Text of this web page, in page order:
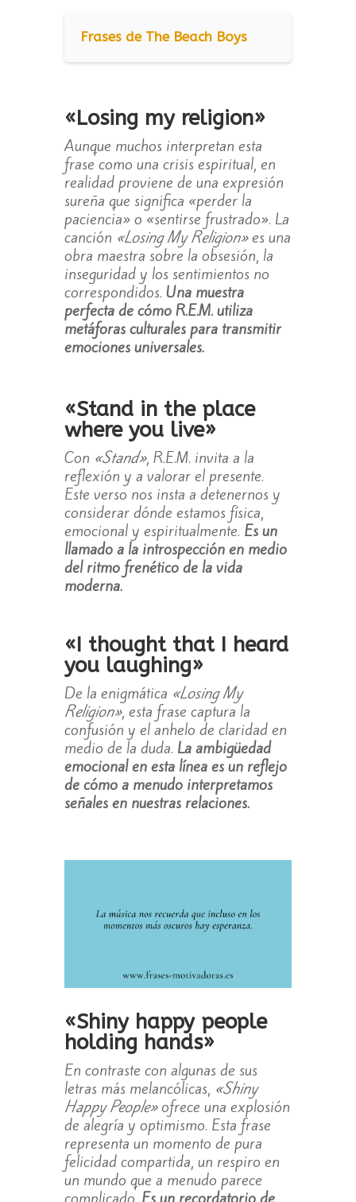
Frases de The Beach Boys
«Losing my religion»
Aunque muchos interpretan esta
frase como una crisis espiritual, en
realidad proviene de una expresión
sureña que significa «perder la
paciencia» o «sentirse frustrado». La
canción «Losing My Religion»es una
obra maestra sobre la obsesión, la
inseguridad y los sentimientos no
correspondidos. Una muestra
perfecta de cómo R.E.M. utiliza
metáforas culturales para transmitir
emociones universales.
«Stand in the place
where you live»
Con «Stand», R.E.M. invita a la
reflexión y a valorar el presente.
Este verso nos insta a detenernos y
considerar dónde estamos física,
emocional y espiritualmente. Es un
llamado a la introspección en medio
del ritmo frenético de la vida
moderna.
«I thought that I heard
you laughing»
De la enigmática «Losing My
Religion», esta frase captura la
confusión y el anhelo de claridad en
medio de la duda. La ambigüedad
emocional en esta línea es un reflejo
de cómo a menudo interpretamos
señales en nuestras relaciones.
«Shiny happy people
holding hands»
En contraste con algunas de sus
letras más melancólicas, «Shiny
Happy People»ofrece una explosión
de alegría y optimismo. Esta frase
representa un momento de pura
felicidad compartida, un respiro en
un mundo que a menudo parece